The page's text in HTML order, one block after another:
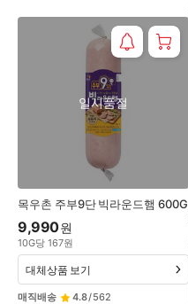
목우촌 주부9단 빅라운드햄 600G
일시품절
9,990원
10G당 167원
매직배송 4.8/562
대체상품 보기